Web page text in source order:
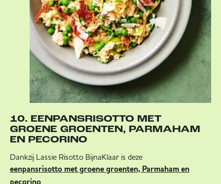
10. EENPANSRISOTTO MET
GROENE GROENTEN, PARMAHAM
EN PECORINO
Dankzij Lassie Risotto BijnaKlaar is deze
eenpansrisotto met groene groenten, Parmaham en
pecorino